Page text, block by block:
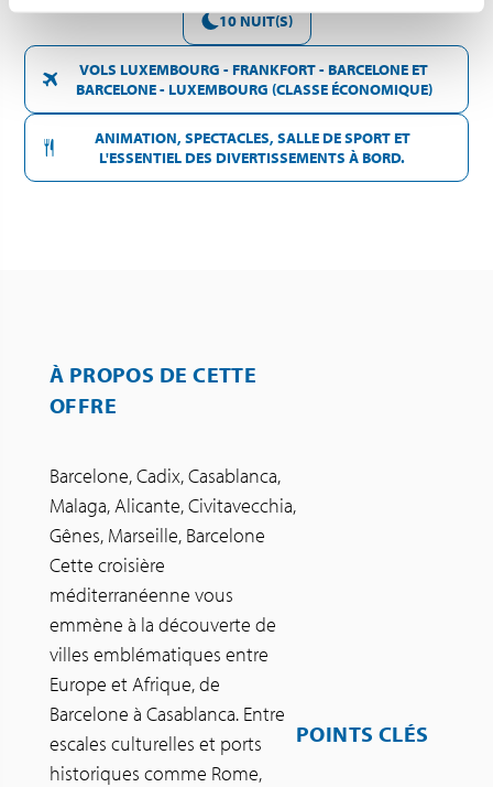
10 NUIT(S)
VOLS LUXEMBOURG - FRANKFORT - BARCELONE ET
BARCELONE - LUXEMBOURG (CLASSE ÉCONOMIQUE)
ANIMATION, SPECTACLES, SALLE DE SPORT ET
L'ESSENTIEL DES DIVERTISSEMENTS À BORD.
À PROPOS DE CETTE
OFFRE
Barcelone, Cadix, Casablanca,
Malaga, Alicante, Civitavecchia,
Gênes, Marseille, Barcelone
Cette croisière
méditerranéenne vous
emmène à la découverte de
villes emblématiques entre
Europe et Afrique, de
Barcelone à Casablanca. Entre
escales culturelles et ports
historiques comme Rome,
POINTS CLÉS